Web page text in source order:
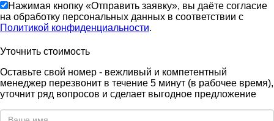
Нажимая кнопку «Отправить заявку», вы даёте согласие
на обработку персональных данных в соответствии с
Политикой конфиденциальности.
Уточнить стоимость
Оставьте свой номер - вежливый и компетентный
менеджер перезвонит в течение 5 минут (в рабочее время),
уточнит ряд вопросов и сделает выгодное предложение